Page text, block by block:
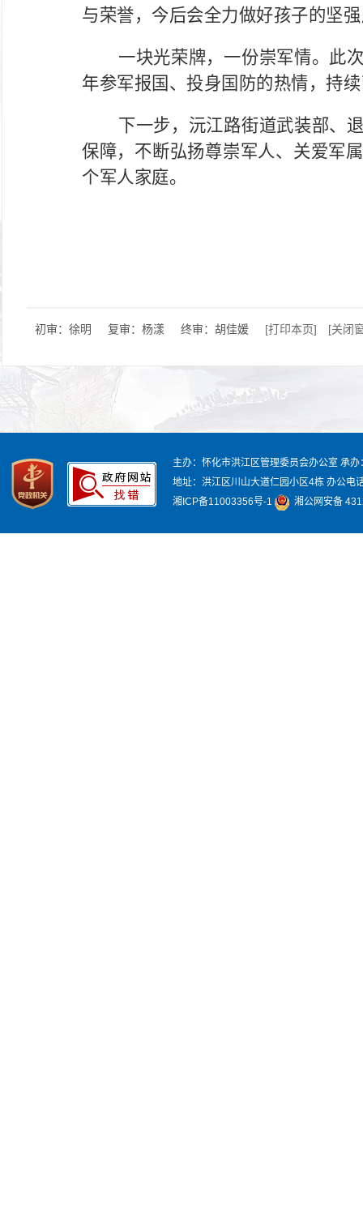
与荣誉，今后会全力做好孩子的坚
一块光荣牌，一份崇军情。此
年参军报国、投身国防的热情，持
下一步，沅江路街道武装部、
保障，不断弘扬尊崇军人、关爱军
个军人家庭。
初审：徐明 复审：杨漾 终审：胡佳媛 [打印本页] [关闭
主办：怀化市洪江区管理委员会办公室 承办
地址：洪江区川山大道仁园小区4栋 办公电
湘ICP备11003356号-1
湘公网安备